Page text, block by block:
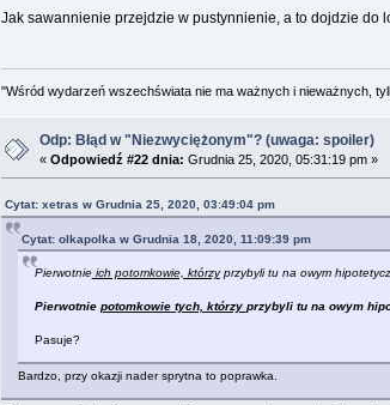
Jak sawannienie przejdzie w pustynnienie, a to dojdzie do
"Wśród wydarzeń wszechświata nie ma ważnych i nieważnych,
Odp: Błąd w "Niezwyciężonym"? (uwaga: spoiler)
« Odpowiedź #22 dnia: Grudnia 25, 2020, 05:31:19 pm »
Cytat: xetras w Grudnia 25, 2020, 03:49:04 pm
Cytat: olkapolka w Grudnia 18, 2020, 11:09:39 pm
Pierwotnieich potomkowie, którzyprzybyli tu na owym
Pierwotnie potomkowie tych, którzy przybyli tu na owym
Pasuje?
Bardzo, przy okazji nader sprytna to poprawka.